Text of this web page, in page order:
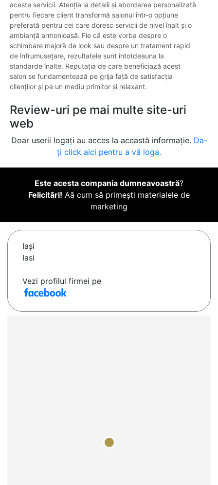
aceste servicii. Atenția la detalii și abordarea personalizată
pentru fiecare client transformă salonul într-o opțiune
preferată pentru cei care doresc servicii de nivel înalt și o
ambianță armonioasă. Fie că este vorba despre o
schimbare majoră de look sau despre un tratament rapid
de înfrumusețare, rezultatele sunt întotdeauna la
standarde înalte. Reputația de care beneficiază acest
salon se fundamentează pe grija față de satisfacția
clienților și pe un mediu primitor și relaxant.
Review-uri pe mai multe site-uri
web
Doar userii logați au acces la această informație. Da-
ți click aici pentru a vă loga.
Este acesta compania dumneavoastră?
Felicitări! Aă cum să primești materialele de
marketing
Iaşi
Iasi
Vezi profilul firmei pe